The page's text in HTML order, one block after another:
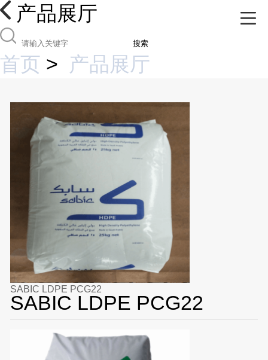
产品展厅
搜索
首页 > 产品展厅
SABIC LDPE PCG22
SABIC LDPE PCG22